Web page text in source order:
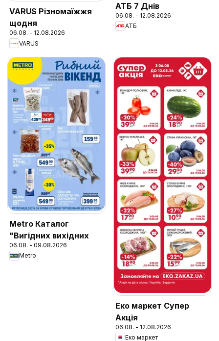
VARUS Різномаїжжя
щодня
06.08. - 12.08.2026
VARUS
АТБ 7 Днів
06.08. - 12.08.2026
АТБ
Metro Каталог
"Вигідних вихідних
06.08. - 09.08.2026
Metro
Еко маркет Супер
Акція
06.08. - 12.08.2026
Еко маркет